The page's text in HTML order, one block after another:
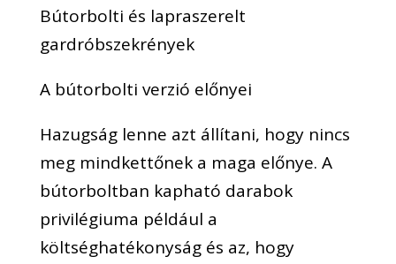
Bútorbolti és lapraszerelt
gardróbszekrények
A bútorbolti verzió előnyei
Hazugság lenne azt állítani, hogy nincs
meg mindkettőnek a maga előnye. A
bútorboltban kapható darabok
privilégiuma például a
költséghatékonyság és az, hogy